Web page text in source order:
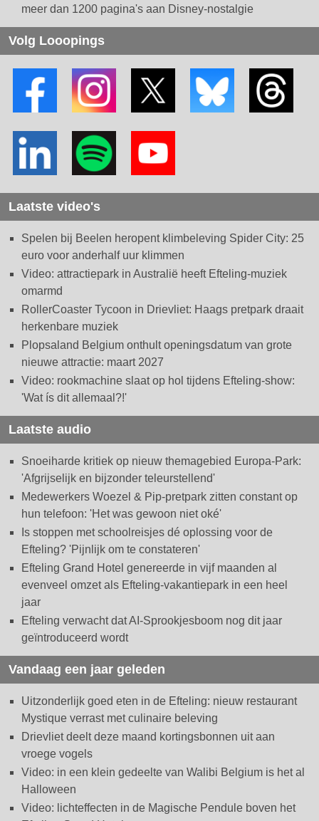
meer dan 1200 pagina's aan Disney-nostalgie
Volg Looopings
Laatste video's
Spelen bij Beelen heropent klimbeleving Spider City: 25
euro voor anderhalf uur klimmen
Video: attractiepark in Australië heeft Efteling-muziek
omarmd
RollerCoaster Tycoon in Drievliet: Haags pretpark draait
herkenbare muziek
Plopsaland Belgium onthult openingsdatum van grote
nieuwe attractie: maart 2027
Video: rookmachine slaat op hol tijdens Efteling-show:
'Wat ís dit allemaal?!'
Laatste audio
Snoeiharde kritiek op nieuw themagebied Europa-Park:
'Afgrijselijk en bijzonder teleurstellend'
Medewerkers Woezel & Pip-pretpark zitten constant op
hun telefoon: 'Het was gewoon niet oké'
Is stoppen met schoolreisjes dé oplossing voor de
Efteling? 'Pijnlijk om te constateren'
Efteling Grand Hotel genereerde in vijf maanden al
evenveel omzet als Efteling-vakantiepark in een heel
jaar
Efteling verwacht dat AI-Sprookjesboom nog dit jaar
geïntroduceerd wordt
Vandaag een jaar geleden
Uitzonderlijk goed eten in de Efteling: nieuw restaurant
Mystique verrast met culinaire beleving
Drievliet deelt deze maand kortingsbonnen uit aan
vroege vogels
Video: in een klein gedeelte van Walibi Belgium is het al
Halloween
Video: lichteffecten in de Magische Pendule boven het